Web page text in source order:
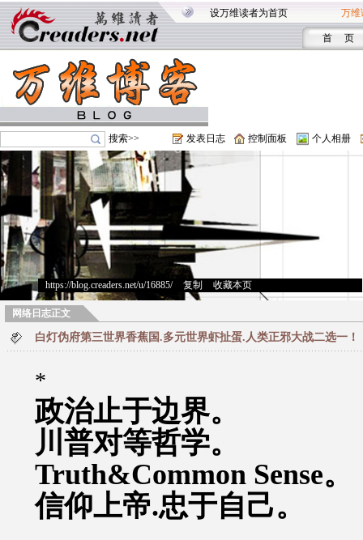
设万维读者为首页 万维
首 页
搜索>> 发表日志 控制面板 个人相册
https://blog.creaders.net/u/16885/> 复制 收藏本页
网络日志正文
白灯伪府第三世界香蕉国.多元世界虾扯蛋.人类正邪大战二选一！
*
政治止于边界。
川普对等哲学。
Truth&Common Sense。
信仰上帝.忠于自己。